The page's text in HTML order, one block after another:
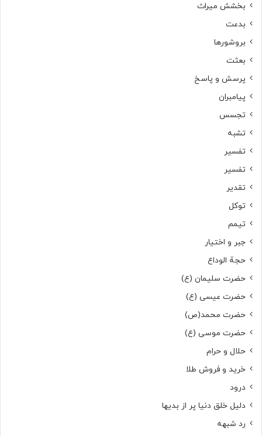
بخشش میراث
بدعت
بروشورها
بعثت
پرسش و پاسخ
پیامبران
تجسس
تشبه
تفسیر
تفسیر
تقدیر
توکل
تیمم
جبر و اختیار
حجة الوداع
حضرت سلیمان (ع)
حضرت عیسی (ع)
حضرت محمد(ص)
حضرت موسی (ع)
حلال و حرام
خرید و فروش طلا
درود
دلیل خلق دنیا پر از بدیها
رد شبهه